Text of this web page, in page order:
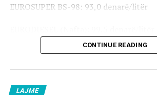
EUROSUPER BS-98: 93,0 denarë/litër
Vaji ekstra i lehtë (EL-1): 98,5 denarë/
vlejnë në të gjitha pikat e karburanteve
CONTINUE READING
LAJME